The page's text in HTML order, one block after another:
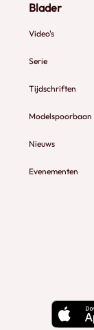
Blader
Video's
Serie
Tijdschriften
Modelspoorbaan
Nieuws
Evenementen